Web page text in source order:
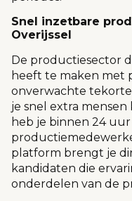
Snel inzetbare
Overijssel
De productiesector
heeft te maken met
onverwachte
je snel extra mensen
heb je binnen 24
platform brengt je
kandidaten die
onderdelen van de